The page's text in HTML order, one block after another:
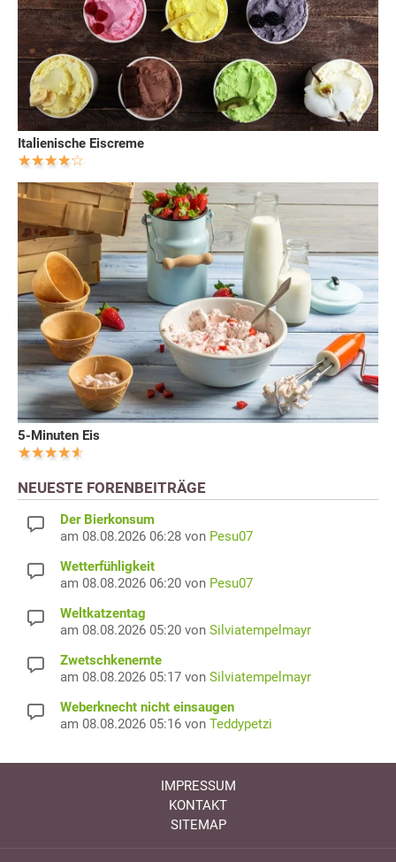
Italienische Eiscreme
5-Minuten Eis
NEUESTE FORENBEITRÄGE
Der Bierkonsum
am 08.08.2026 06:28 von Pesu07
Wetterfühligkeit
am 08.08.2026 06:20 von Pesu07
Weltkatzentag
am 08.08.2026 05:20 von Silviatempelmayr
Zwetschkenernte
am 08.08.2026 05:17 von Silviatempelmayr
Weberknecht nicht einsaugen
am 08.08.2026 05:16 von Teddypetzi
IMPRESSUM
KONTAKT
SITEMAP